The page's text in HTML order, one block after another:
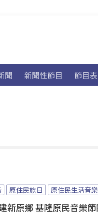
聞 新聞性節目 節目表
原住民族日 原住民生活音
新原鄉 基隆原民音樂